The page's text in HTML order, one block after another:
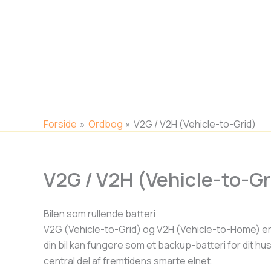
Forside Ordbog V2G / V2H (Vehicle-to-Grid)
V2G / V2H (Vehicle-to-
Bilen som rullende batteri
V2G (Vehicle-to-Grid) og V2H (Vehicle-to-Home)
din bil kan fungere som et backup-batteri for dit
central del af fremtidens smarte elnet.